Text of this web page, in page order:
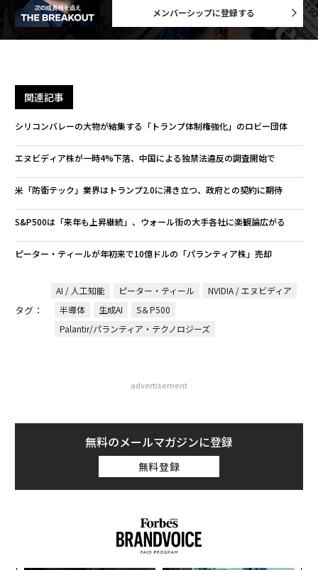
メンバーシップに登録する
関連記事
シリコンバレーの大物が結集する「トランプ体制権強化」のロビー団体
エヌビディア株が一時4%下落、中国による独禁法違反の調査開始で
米「防衛テック」業界はトランプ2.0に沸き立つ、政府との契約に期待
S&P500は「来年も上昇継続」、ウォール街の大手各社に楽観論広がる
ピーター・ティールが年初来で10億ドルの「パランティア株」売却
タグ：
AI / 人工知能 ピーター・ティール
NVIDIA / エヌビディア
半導体
生成AI
S＆P500
Palantir/パランティア・テクノロジーズ
advertisement
無料のメールマガジンに登録
無料登録